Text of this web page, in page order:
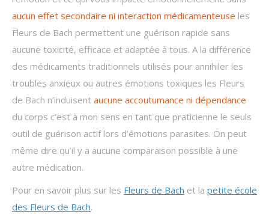
aucun effet secondaire ni interaction médicamenteuse les
Fleurs de Bach permettent une guérison rapide sans
aucune toxicité, efficace et adaptée à tous. A la différence
des médicaments traditionnels utilisés pour annihiler les
troubles anxieux ou autres émotions toxiques les Fleurs
de Bach n’induisent aucune accoutumance ni dépendance
du corps c’est à mon sens en tant que praticienne le seuls
outil de guérison actif lors d’émotions parasites. On peut
même dire qu’il y a aucune comparaison possible à une
autre médication.
Pour en savoir plus sur les Fleurs de Bach et la petite école
des Fleurs de Bach.